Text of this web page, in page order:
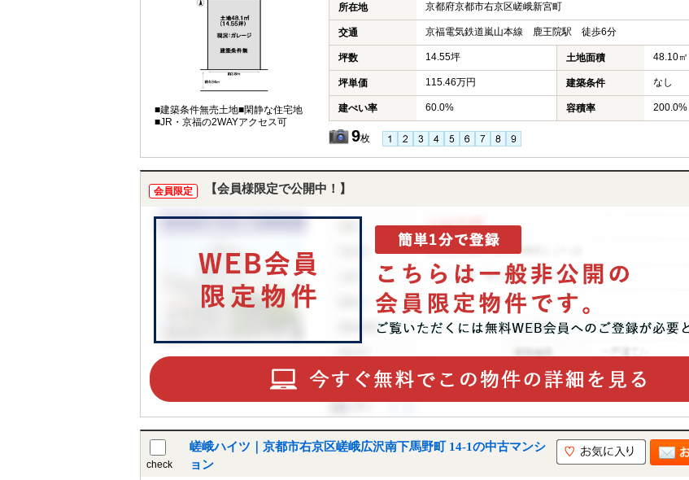
■建築条件無売土地■閑静な住宅地
■JR・京福の2WAYアクセス可
所在地 京都府京都市右京区嵯峨新宮町
交通 京福電気鉄道嵐山本線 鹿王院駅 徒歩6分
坪数 14.55坪 土地面積 48.10㎡
坪単価 115.46万円 建築条件 なし
建ぺい率 60.0% 容積率 200.0%
9枚
会員限定 【会員様限定で公開中！】
check
嵯峨ハイツ｜京都市右京区嵯峨広沢南下馬野町 14-1の中古マンシ
ョン